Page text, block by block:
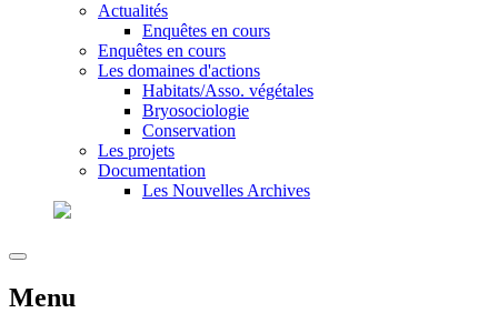
Actualités
Enquêtes en cours
Enquêtes en cours
Les domaines d'actions
Habitats/Asso. végétales
Bryosociologie
Conservation
Les projets
Documentation
Les Nouvelles Archives
Menu